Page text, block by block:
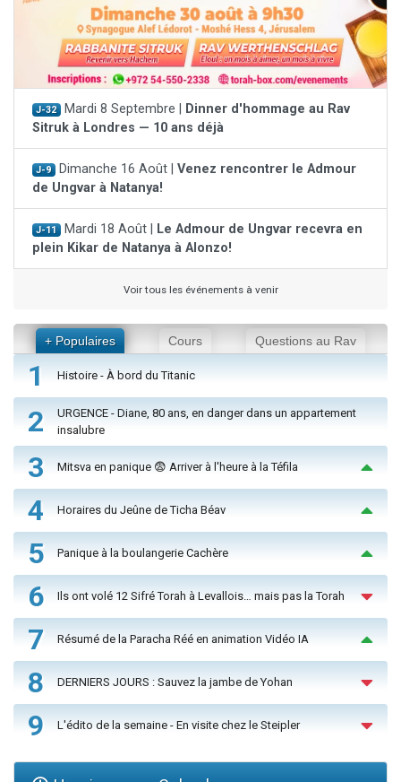
J-32 Mardi 8 Septembre |
Dinner d'hommage au Rav
Sitruk à Londres — 10 ans déjà
J-9 Dimanche 16 Août | Venez rencontrer le Admour
de Ungvar à Natanya!
J-11 Mardi 18 Août |
Le Admour de Ungvar recevra en
plein Kikar de Natanya à Alonzo!
Voir tous les événements à venir
+ Populaires Cours Questions au Rav
1 Histoire - À bord du Titanic
2
URGENCE - Diane, 80 ans, en danger dans un appartement
insalubre
3 Mitsva en panique 😨 Arriver à l'heure à la Téfila
4 Horaires du Jeûne de Ticha Béav
5 Panique à la boulangerie Cachère
6 Ils ont volé 12 Sifré Torah à Levallois… mais pas la Torah
7 Résumé de la Paracha Réé en animation Vidéo IA
8 DERNIERS JOURS : Sauvez la jambe de Yohan
9 L'édito de la semaine - En visite chez le Steipler